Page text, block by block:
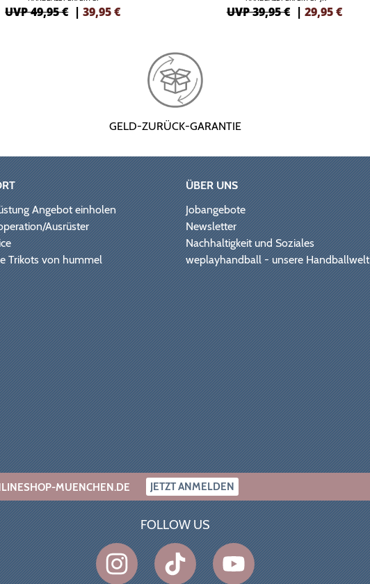
UVP 49,95 € |39,95€ UVP 39,95 € | 29,95€
GELD-ZURÜCK-GARANTIE
Angebot einholen
Ausrüster
Trikots von hummel
ÜBER UNS
Jobangebote
Newsletter
Nachhaltigkeit und Soziales
weplayhandball - unsere Handballwelt
MUENCHEN.DE JETZT ANMELDEN
FOLLOW US